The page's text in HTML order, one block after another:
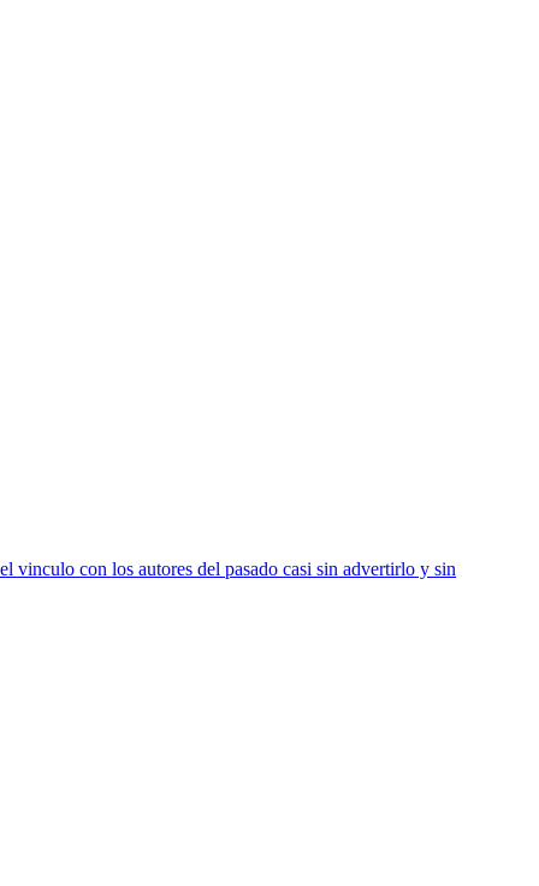
vinculo con los autores del pasado casi sin advertirlo y sin